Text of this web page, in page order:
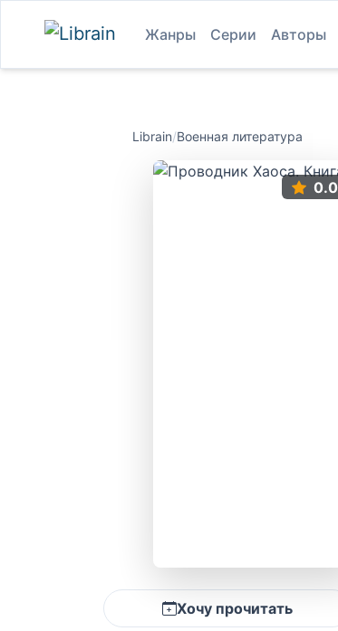
Жанры Серии Авторы
Librain/Военная литература
0.0
Хочу прочитать